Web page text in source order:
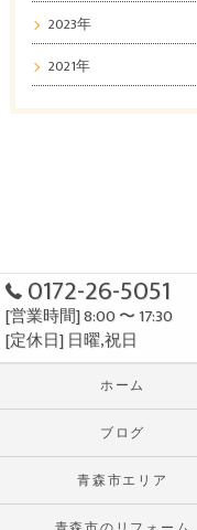
2023年
2021年
0172-26-5051
[営業時間] 8:00 〜 17:30
[定休日] 日曜,祝日
ホーム
ブログ
青森市エリア